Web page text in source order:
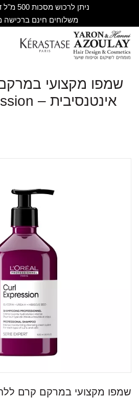
ניתן לרכוש מסכות 500 מ"ל דרך המספרה
משלוחים חינם ברכישה מעל
שמפו מקצועי
אינטנסיבית – Curl Expression
שמפו מקצועי במרקם קרם